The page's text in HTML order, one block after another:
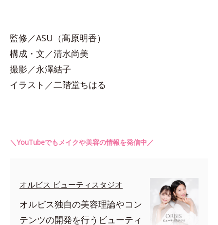
監修／ASU（髙原明香）
構成・文／清水尚美
撮影／永澤結子
イラスト／二階堂ちはる
＼YouTubeでもメイクや美容の情報を発信中／
オルビス ビューティスタジオ
オルビス独自の美容理論やコン
テンツの開発を行うビューティ